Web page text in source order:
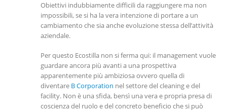
Obiettivi indubbiamente difficili da raggiungere ma non
impossibili, se si ha la vera intenzione di portare a un
cambiamento che sia anche evoluzione stessa dell’attività
aziendale.
Per questo Ecostilla non si ferma qui: il management vuole
guardare ancora più avanti a una prospettiva
apparentemente più ambiziosa ovvero quella di
diventare B Corporation nel settore del cleaning e del
facility. Non è una sfida, bensì una vera e propria presa di
coscienza del ruolo e del concreto beneficio che si può